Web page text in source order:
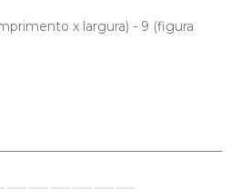
x largura) - 9 (figura